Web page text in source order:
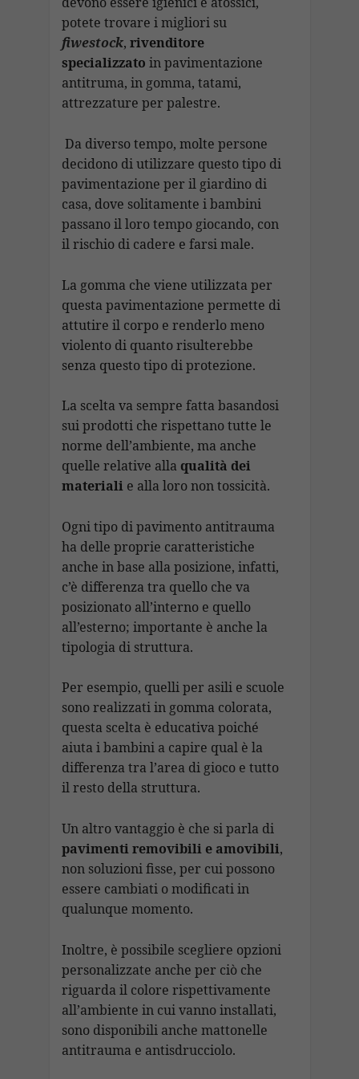
potete trovare i migliori su
fiwestock, rivenditore
specializzato in pavimentazione
antitruma, in gomma, tatami,
attrezzature per palestre.
Da diverso tempo, molte persone
decidono di utilizzare questo tipo di
pavimentazione per il giardino di
casa, dove solitamente i bambini
passano il loro tempo giocando, con
il rischio di cadere e farsi male.
La gomma che viene utilizzata per
questa pavimentazione permette di
attutire il corpo e renderlo meno
violento di quanto risulterebbe
senza questo tipo di protezione.
La scelta va sempre fatta basandosi
sui prodotti che rispettano tutte le
norme dell’ambiente, ma anche
quelle relative alla qualità dei
materialie alla loro non tossicità.
Ogni tipo di pavimento antitrauma
ha delle proprie caratteristiche
anche in base alla posizione, infatti,
c’è differenza tra quello che va
posizionato all’interno e quello
all’esterno; importante è anche la
tipologia di struttura.
Per esempio, quelli per asili e scuole
sono realizzati in gomma colorata,
questa scelta è educativa poiché
aiuta i bambini a capire qual è la
differenza tra l’area di gioco e tutto
il resto della struttura.
Un altro vantaggio è che si parla di
pavimenti removibili e amovibili,
non soluzioni fisse, per cui possono
essere cambiati o modificati in
qualunque momento.
Inoltre, è possibile scegliere opzioni
personalizzate anche per ciò che
riguarda il colore rispettivamente
all’ambiente in cui vanno installati,
sono disponibili anche mattonelle
antitrauma e antisdrucciolo.